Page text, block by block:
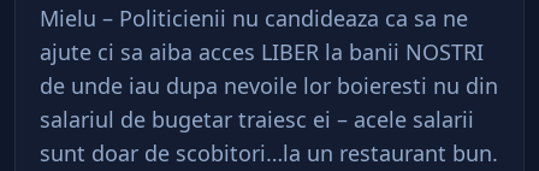
Mielu – Politicienii nu candideaza ca sa ne
ajute ci sa aiba acces LIBER la banii NOSTRI
de unde iau dupa nevoile lor boieresti nu din
salariul de bugetar traiesc ei – acele salarii
sunt doar de scobitori…la un restaurant bun.